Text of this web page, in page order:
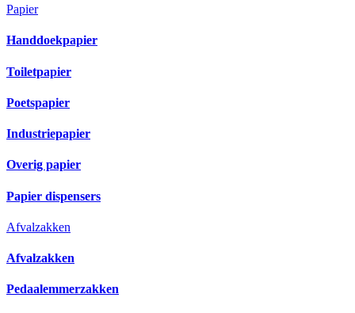
Papier
Handdoekpapier
Toiletpapier
Poetspapier
Industriepapier
Overig papier
Papier dispensers
Afvalzakken
Afvalzakken
Pedaalemmerzakken